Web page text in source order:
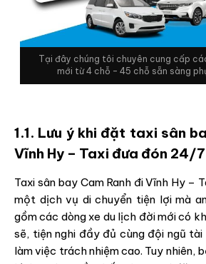
Tại đây chúng tôi chuyên cung cấp
mới từ 4 chỗ – 45 chỗ sẵn sàng
1.1. Lưu ý khi đặt taxi sân
Vĩnh Hy – Taxi đưa đón 24/7
Taxi sân bay Cam Ranh đi Vĩnh Hy –
một dịch vụ di chuyển tiện lợi mà
gồm các dòng xe du lịch đời mới có
sẽ, tiện nghi đầy đủ cùng đội ngũ tài
làm việc trách nhiệm cao. Tuy nhiên,